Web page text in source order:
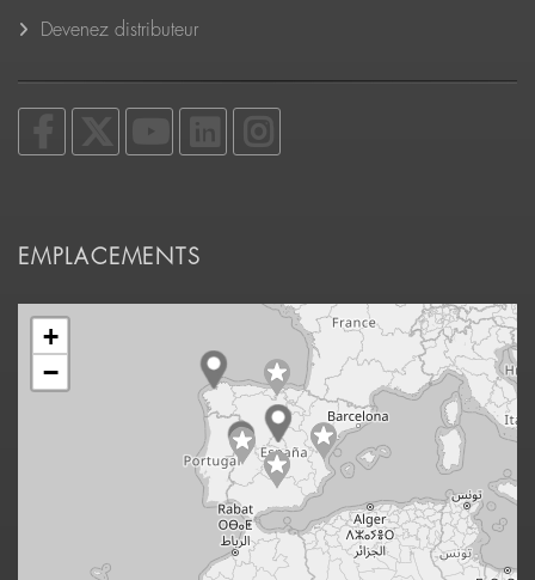
Devenez distributeur
EMPLACEMENTS
+
−